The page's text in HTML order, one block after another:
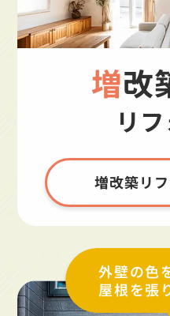
増
リ
増改築リ
外壁の色
屋根を張